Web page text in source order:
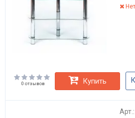
0 отзывов Купить